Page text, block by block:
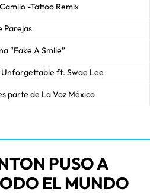
-Tattoo Remix
Parejas
“Fake A Smile”
ft. Swae Lee
parte de La Voz México
PUSO A
EL MUNDO